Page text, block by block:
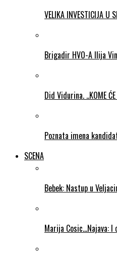
VELIKA INVESTICIJA
Brigadir HVO-A Ilija
Did Vidurina. ..KOME
Poznata imena
SCENA
Bebek: Nastup u
Marija Cosic…Najava: I